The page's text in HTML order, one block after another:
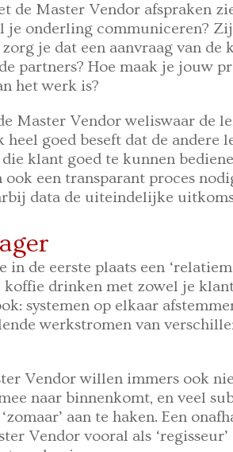
de Master Vendor afspraken
je onderling communiceren?
je dat een aanvraag van de
partners? Hoe maak je jouw
het werk is?
Master Vendor weliswaar de
goed beseft dat de andere
klant goed te kunnen
een transparant proces
data de uiteindelijke
de eerste plaats een
drinken met zowel je
systemen op elkaar
werkstromen van
Vendor willen immers ook
naar binnenkomt, en veel
aan te haken. Een
Vendor vooral als